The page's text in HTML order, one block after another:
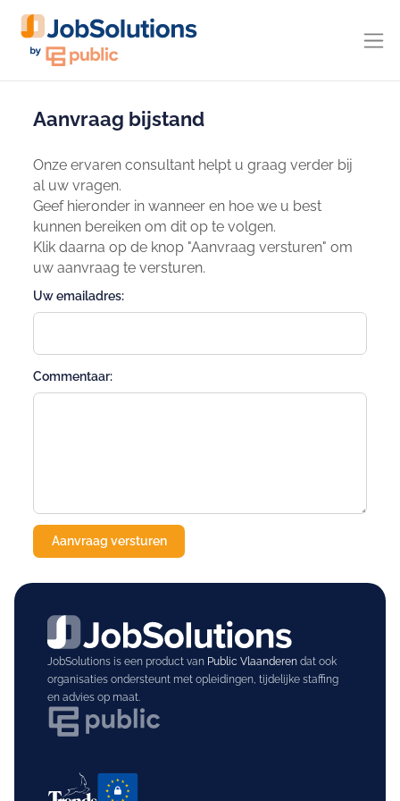
Aanvraag bijstand
Onze ervaren consultant helpt u graag verder bij
al uw vragen.
Geef hieronder in wanneer en hoe we u best
kunnen bereiken om dit op te volgen.
Klik daarna op de knop "Aanvraag versturen" om
uw aanvraag te versturen.
Uw emailadres:
Commentaar:
JobSolutions is een product van Public Vlaanderendat ook
organisaties ondersteunt met opleidingen, tijdelijke staffing
en advies op maat.